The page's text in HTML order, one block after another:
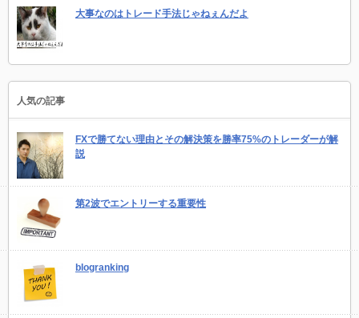
大事なのはトレード手法じゃねぇんだよ
人気の記事
FXで勝てない理由とその解決策を勝率75%のトレーダーが解
説
第2波でエントリーする重要性
blogranking